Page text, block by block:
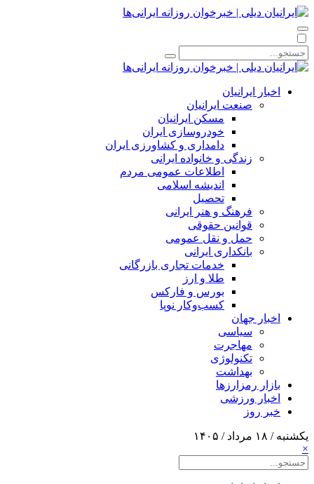
اخبار ایرانیان
صنعت ایرانیان
مسکن ایرانیان
خودروسازی ایران
دامداری و کشاورزی ایران
زندگی و خانواده ایرانی
اطلاعات عمومی مردم
اندیشه اسلامی
تحصیل
فرهنگ و هنر ایرانی
قوانین حقوقی
حمل و نقل عمومی
بانکداری ایرانی
خدمات تجاری بازرگانی
طلا و ارز
بورس و فارکس
کسب‌وکار نوپا
اخبار جهان
سیاسی
مهاجرت
تکنولوژی
بهداشت
بازار رمزارزها
اخبار ورزشی
خبر روز
یکشنبه / ۱۸ مرداد / ۱۴۰۵
×